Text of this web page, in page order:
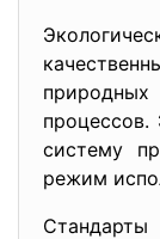
процессов.
систему
режим